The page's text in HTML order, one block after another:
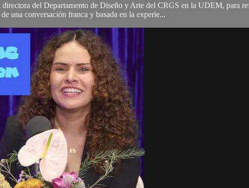
del Departamento de Diseño y Arte del CRGS en la UDEM, para
una conversación franca y basada en la experie...